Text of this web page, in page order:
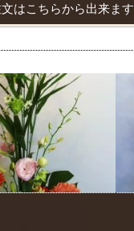
はこちらから出来ます